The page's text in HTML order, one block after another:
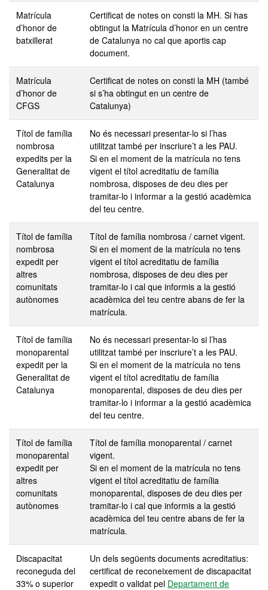
Matrícula
d’honor de
batxillerat
Certificat de notes on consti la MH. Si has
obtingut la Matrícula d’honor en un centre
de Catalunya no cal que aportis cap
document.
Matrícula
d’honor de
CFGS
Certificat de notes on consti la MH (també
si s’ha obtingut en un centre de
Catalunya)
Títol de família
nombrosa
expedits per la
Generalitat de
Catalunya
No és necessari presentar-lo si l’has
utilitzat també per inscriure’t a les PAU.
Si en el moment de la matrícula no tens
vigent el títol acreditatiu de família
nombrosa, disposes de deu dies per
tramitar-lo i informar a la gestió acadèmica
del teu centre.
Títol de família
nombrosa
expedit per
altres
comunitats
autònomes
Títol de família nombrosa / carnet vigent.
Si en el moment de la matrícula no tens
vigent el títol acreditatiu de família
nombrosa, disposes de deu dies per
tramitar-lo i cal que informis a la gestió
acadèmica del teu centre abans de fer la
matrícula.
Títol de família
monoparental
expedit per la
Generalitat de
Catalunya
No és necessari presentar-lo si l’has
utilitzat també per inscriure’t a les PAU.
Si en el moment de la matrícula no tens
vigent el títol acreditatiu de família
monoparental, disposes de deu dies per
tramitar-lo i informar a la gestió acadèmica
del teu centre.
Títol de família
monoparental
expedit per
altres
comunitats
autònomes
Títol de família monoparental / carnet
vigent.
Si en el moment de la matrícula no tens
vigent el títol acreditatiu de família
monoparental, disposes de deu dies per
tramitar-lo i cal que informis a la gestió
acadèmica del teu centre abans de fer la
matrícula.
Discapacitat
reconeguda del
33% o superior
Un dels següents documents acreditatius:
certificat de reconeixement de discapacitat
expedit o validat pel Departament de